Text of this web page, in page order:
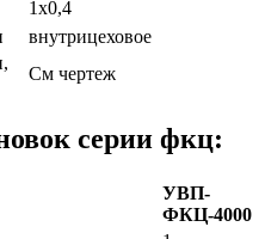
1х0,4
внутрицеховое
См чертеж
серии фкц:
УВП-
ФКЦ-4000